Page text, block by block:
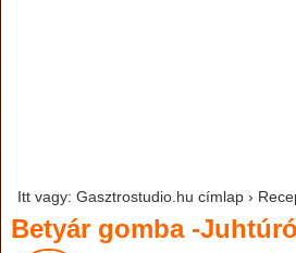
Itt vagy: Gasztrostudio.hu címlap ›
Betyár gomba -